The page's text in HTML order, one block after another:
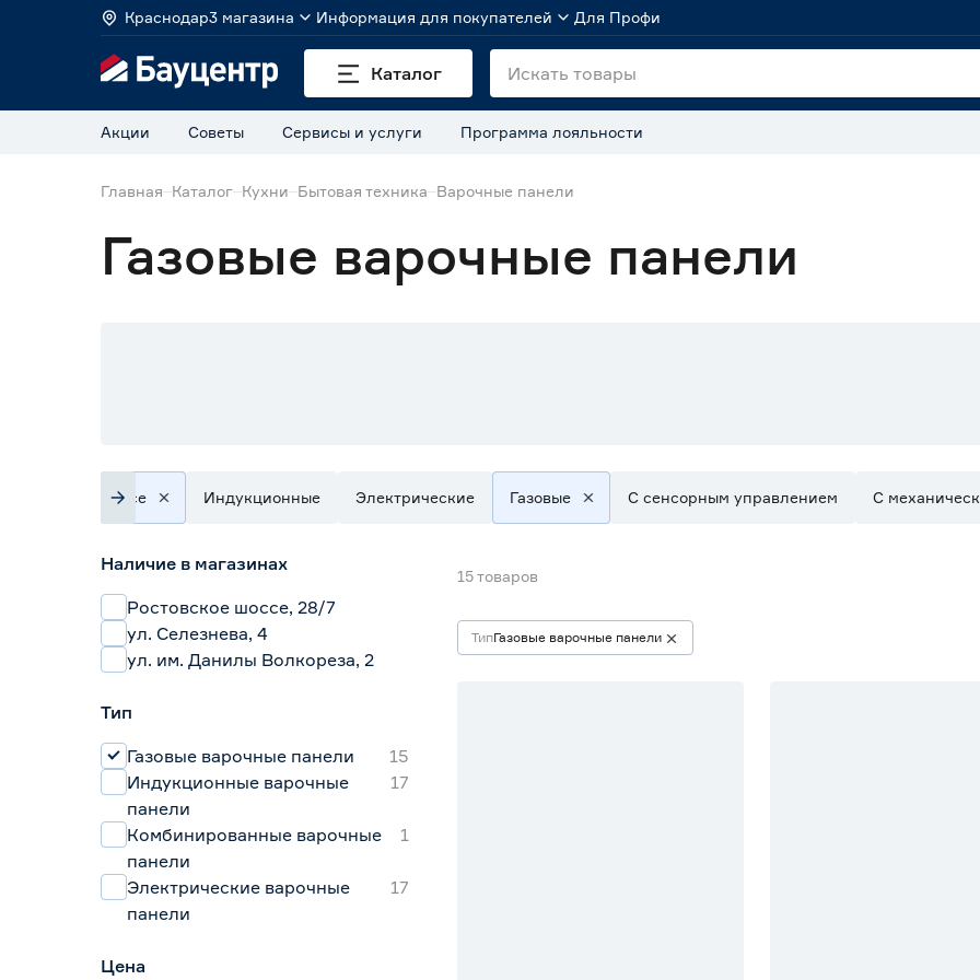
Краснодар3 магазина Информация для покупателей Для Профи
Каталог
Акции Советы Сервисы и услуги Программа лояльности
Главная Каталог Кухни Бытовая техника Варочные панели
Газовые варочные панели
Все Индукционные Электрические Газовые С сенсорным управлением С
Наличие в магазинах
Ростовское шоссе, 28/7
ул. Селезнева, 4
ул. им. Данилы Волкореза, 2
Тип
Газовые варочные панели
15
Индукционные варочные
панели
17
Комбинированные варочные
панели
1
Электрические варочные
панели
17
Цена
15товаров
ТипГазовые варочные панели